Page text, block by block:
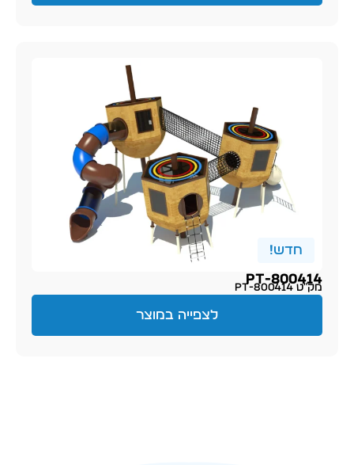
חדש!
PT-800414
מק״ט PT-800414
לצפייה במוצר